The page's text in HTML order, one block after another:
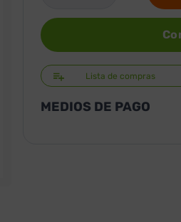
Lista de compras
MEDIOS DE PAGO